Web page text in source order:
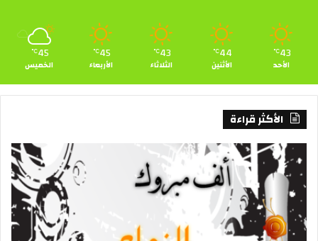
43
℃
الأحد
44
℃
الأثنين
43
℃
الثلاثاء
45
℃
الأربعاء
45
℃
الخميس
الأكثر قراءة